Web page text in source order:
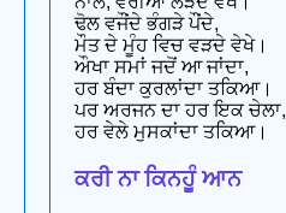
ਢੋਲ ਵਜੌਂਦੇ ਭੰਗੜੇ ਪੌਂਦੇ,
ਮੌਤ ਦੇ ਮੂੰਹ ਵਿਚ ਵੜਦੇ ਵੇਖੇ।
ਔਖਾ ਸਮਾਂ ਜਦੋਂ ਆ ਜਾਂਦਾ,
ਹਰ ਬੰਦਾ ਕੁਰਲਾਂਦਾ ਤਕਿਆ।
ਪਰ ਅਰਜਨ ਦਾ ਹਰ ਇਕ ਚੇਲਾ,
ਹਰ ਵੇਲੇ ਮੁਸਕਾਂਦਾ ਤਕਿਆ।
ਕਰੀ ਨਾ ਕਿਨਹੂੰ ਆਨ